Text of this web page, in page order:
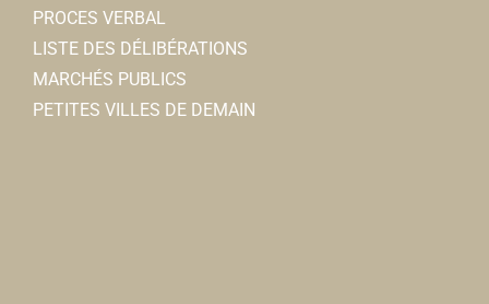
PROCES VERBAL
LISTE DES DÉLIBÉRATIONS
MARCHÉS PUBLICS
PETITES VILLES DE DEMAIN